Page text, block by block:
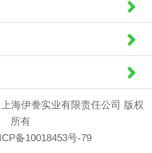
海伊誊实业有限责任公司 版权
所有
备10018453号-79